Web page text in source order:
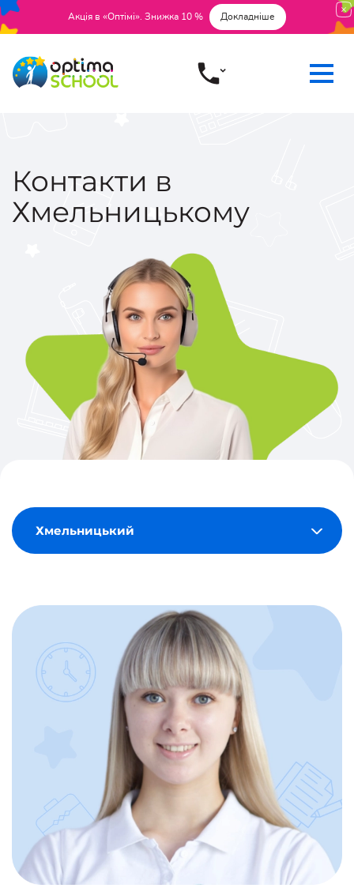
Акція в «Оптімі». Знижка 10 % Докладніше
Контакти в
Хмельницькому
Хмельницький